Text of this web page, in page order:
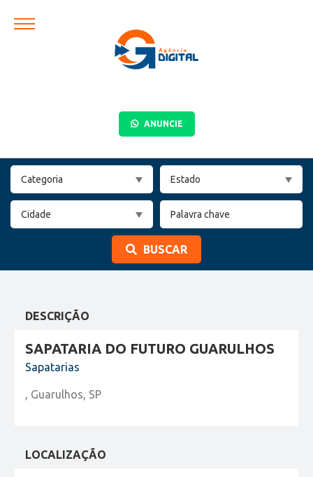
ANUNCIE
BUSCAR
DESCRIÇÃO
SAPATARIA DO FUTURO GUARULHOS
Sapatarias
, Guarulhos, SP
LOCALIZAÇÃO